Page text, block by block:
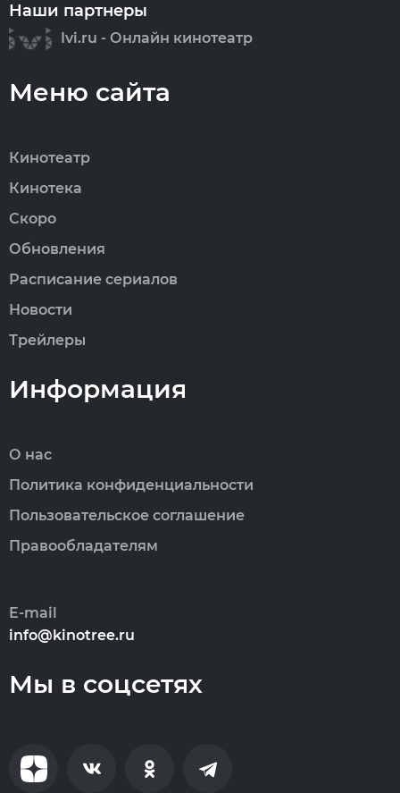
Наши партнеры
Ivi.ru - Онлайн кинотеатр
Меню сайта
Кинотеатр
Кинотека
Скоро
Обновления
Расписание сериалов
Новости
Трейлеры
Информация
О нас
Политика конфиденциальности
Пользовательское соглашение
Правообладателям
E-mail
info@kinotree.ru
Мы в соцсетях